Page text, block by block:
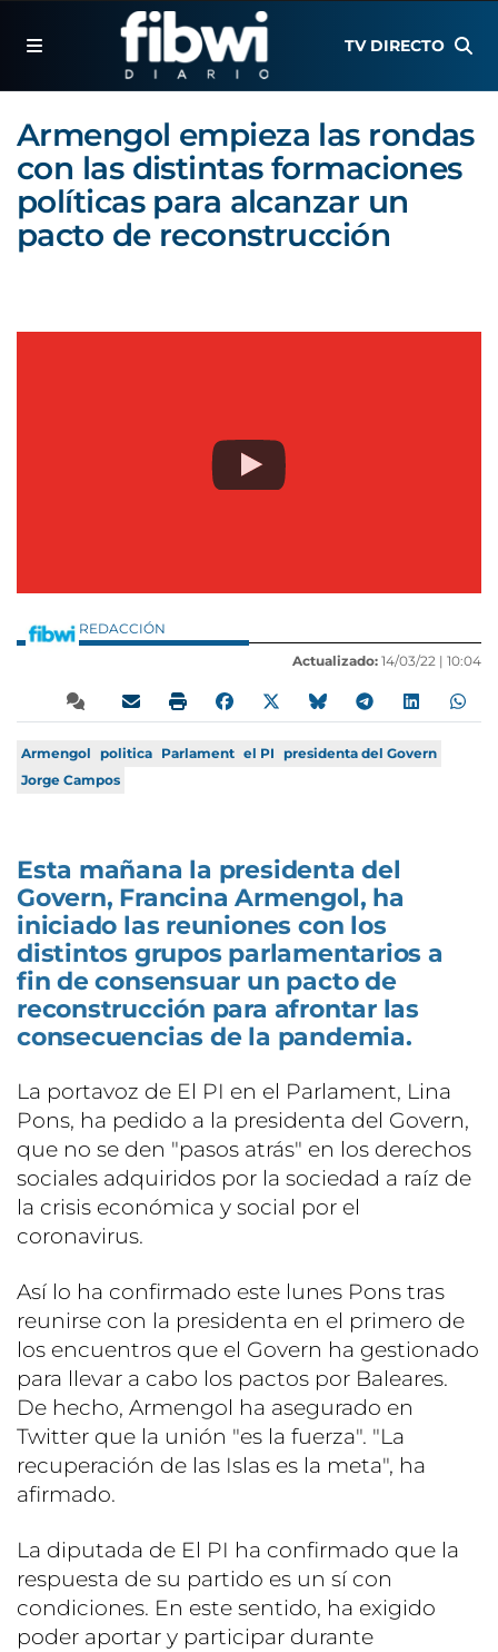
TV DIRECTO
Armengol empieza las rondas
con las distintas formaciones
políticas para alcanzar un
pacto de reconstrucción
REDACCIÓN
Actualizado: 14/03/22 | 10:04
Armengol politica Parlament el PI presidenta del Govern
Jorge Campos
Esta mañana la presidenta del
Govern, Francina Armengol, ha
iniciado las reuniones con los
distintos grupos parlamentarios a
fin de consensuar un pacto de
reconstrucción para afrontar las
consecuencias de la pandemia.
La portavoz de El PI en el Parlament, Lina
Pons, ha pedido a la presidenta del Govern,
que no se den "pasos atrás" en los derechos
sociales adquiridos por la sociedad a raíz de
la crisis económica y social por el
coronavirus.
Así lo ha confirmado este lunes Pons tras
reunirse con la presidenta en el primero de
los encuentros que el Govern ha gestionado
para llevar a cabo los pactos por Baleares.
De hecho, Armengol ha asegurado en
Twitter que la unión "es la fuerza". "La
recuperación de las Islas es la meta", ha
afirmado.
La diputada de El PI ha confirmado que la
respuesta de su partido es un sí con
condiciones. En este sentido, ha exigido
poder aportar y participar durante